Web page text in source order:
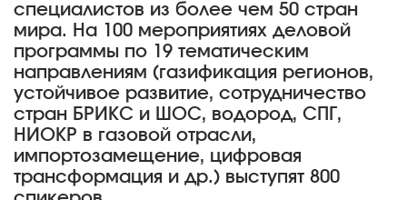
специалистов из более чем 50 стран
мира. На 100 мероприятиях деловой
программы по 19 тематическим
направлениям (газификация регионов,
устойчивое развитие, сотрудничество
стран БРИКС и ШОС, водород, СПГ,
НИОКР в газовой отрасли,
импортозамещение, цифровая
трансформация и др.) выступят 800